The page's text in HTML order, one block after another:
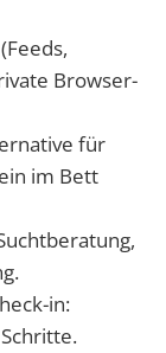
Browser-
für
im Bett
in: